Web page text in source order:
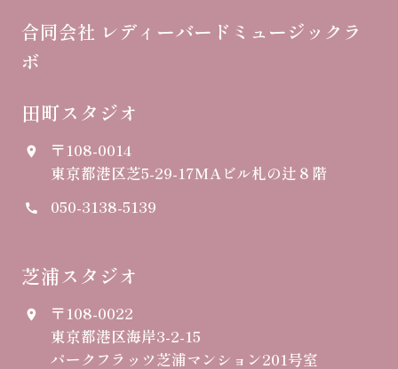
合同会社 レディーバードミュージックラ
ボ
田町スタジオ
place
〒108-0014
東京都港区芝5-29-17MAビル札の辻８階
call 050-3138-5139
芝浦スタジオ
place
〒108-0022
東京都港区海岸3-2-15
パークフラッツ芝浦マンション201号室